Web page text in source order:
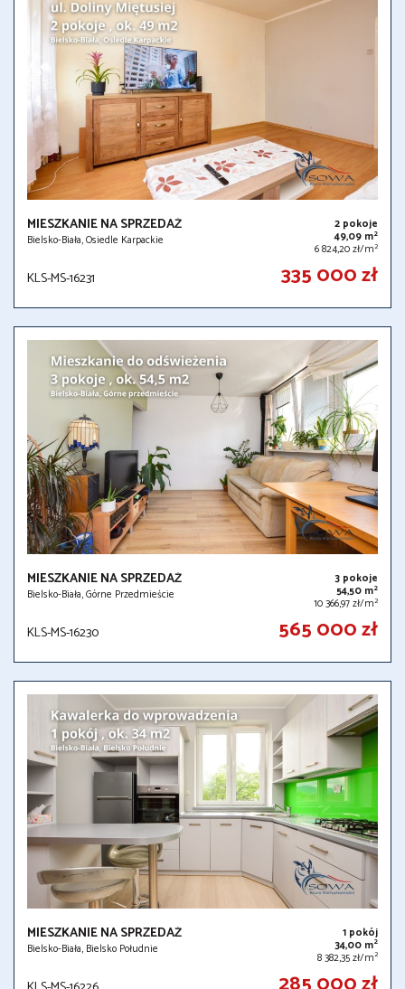
MIESZKANIE NA SPRZEDAŻ
Bielsko-Biała, Osiedle Karpackie
2 pokoje
49,09 m2
6 824,20 zł/m2
KLS-MS-16231 335 000 zł
MIESZKANIE NA SPRZEDAŻ
Bielsko-Biała, Górne Przedmieście
3 pokoje
54,50 m2
10 366,97 zł/m2
KLS-MS-16230 565 000 zł
MIESZKANIE NA SPRZEDAŻ
Bielsko-Biała, Bielsko Południe
1 pokój
34,00 m2
8 382,35 zł/m2